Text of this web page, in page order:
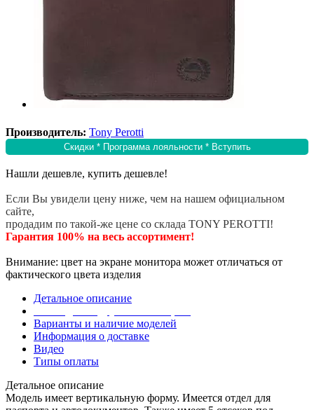
Производитель: Tony Perotti
Скидки * Программа лояльности * Вступить
Нашли дешевле, купить дешевле!
Если Вы увидели цену ниже, чем на нашем официальном
сайте,
продадим по такой-же цене со склада TONY PEROTTI!
Гарантия 100% на весь ассортимент!
Внимание: цвет на экране монитора может отличаться от
фактического цвета изделия
Детальное описание
Варианты и наличие моделей
Информация о доставке
Видео
Типы оплаты
Детальное описание
Модель имеет вертикальную форму. Имеется отдел для